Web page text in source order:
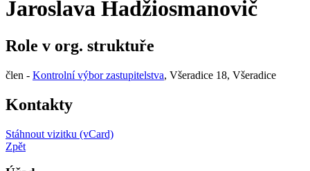
Jaroslava Hadžiosmanovič
Role v org. struktuře
člen - Kontrolní výbor zastupitelstva, Všeradice 18, Všeradice
Kontakty
Stáhnout vizitku (vCard)
Zpět